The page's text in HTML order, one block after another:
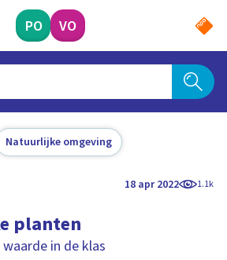
PO VO
Natuurlijke omgeving
18 apr 2022 1.1k
planten
in de klas